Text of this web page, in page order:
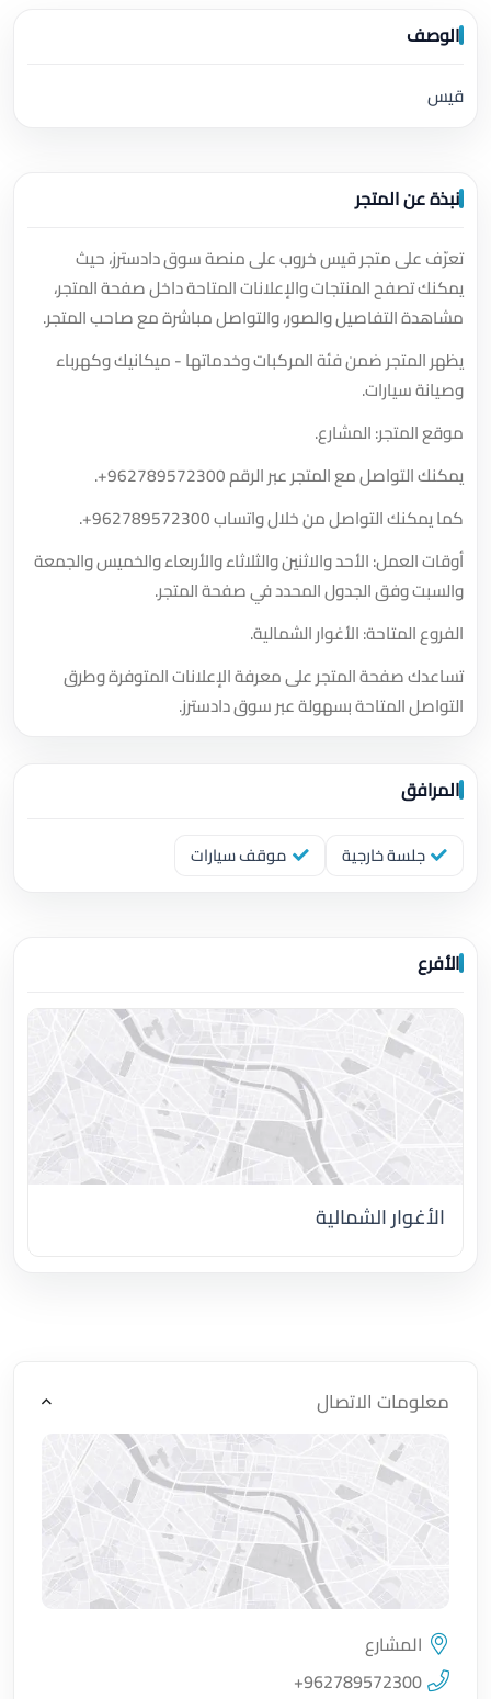
الوصف
قيس
نبذة عن المتجر
تعرّف على متجر قيس خروب على منصة سوق دادسترز، حيث
يمكنك تصفح المنتجات والإعلانات المتاحة داخل صفحة المتجر،
مشاهدة التفاصيل والصور، والتواصل مباشرة مع صاحب المتجر.
يظهر المتجر ضمن فئة المركبات وخدماتها - ميكانيك وكهرباء
وصيانة سيارات.
موقع المتجر: المشارع.
يمكنك التواصل مع المتجر عبر الرقم+962789572300
.
كما يمكنك التواصل من خلال واتساب+962789572300
.
أوقات العمل: الأحد والاثنين والثلاثاء والأربعاء والخميس والجمعة
والسبت وفق الجدول المحدد في صفحة المتجر.
الفروع المتاحة: الأغوار الشمالية.
تساعدك صفحة المتجر على معرفة الإعلانات المتوفرة وطرق
التواصل المتاحة بسهولة عبر سوق دادسترز.
المرافق
جلسة خارجية موقف سيارات
الأفرع
الأغوار الشمالية
معلومات الاتصال
اضغط لتحميل الموقع
المشارع
+962789572300